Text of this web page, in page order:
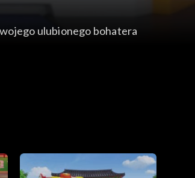
ulubionego bohatera